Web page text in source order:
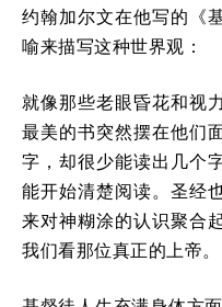
约翰加尔文在他写的《
喻来描写这种世界观：
就像那些老眼昏花和视
最美的书突然摆在他们
字，却很少能读出几个
能开始清楚阅读。圣经
来对神糊涂的认识聚合
我们看那位真正的上帝。